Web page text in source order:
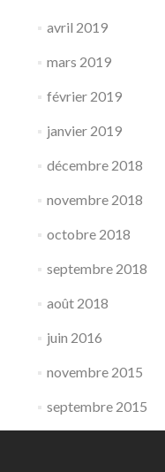
avril 2019
mars 2019
février 2019
janvier 2019
décembre 2018
novembre 2018
octobre 2018
septembre 2018
août 2018
juin 2016
novembre 2015
septembre 2015